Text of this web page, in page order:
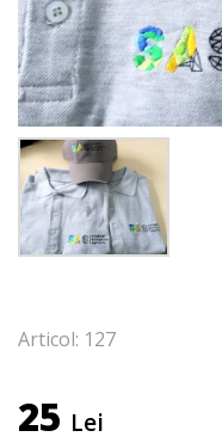
Articol: 127
25 Lei